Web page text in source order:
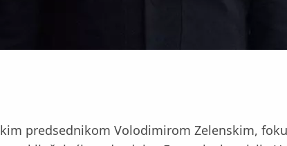
predsednikom Volodimirom Zelenskim,